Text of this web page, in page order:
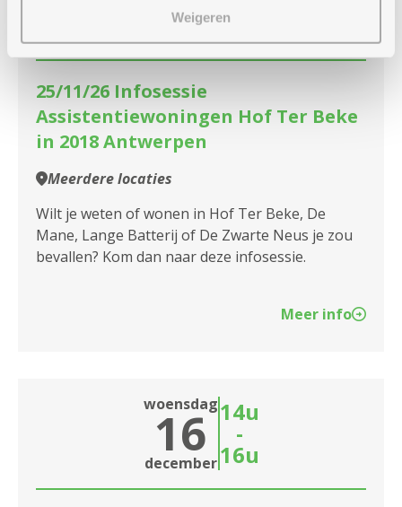
Weigeren16u
25/11/26 Infosessie
Assistentiewoningen Hof Ter Beke
in 2018 Antwerpen
Meerdere locaties
Wilt je weten of wonen in Hof Ter Beke, De
Mane, Lange Batterij of De Zwarte Neus je zou
bevallen? Kom dan naar deze infosessie.
Meer info
woensdag
16
december
14u
-
16u